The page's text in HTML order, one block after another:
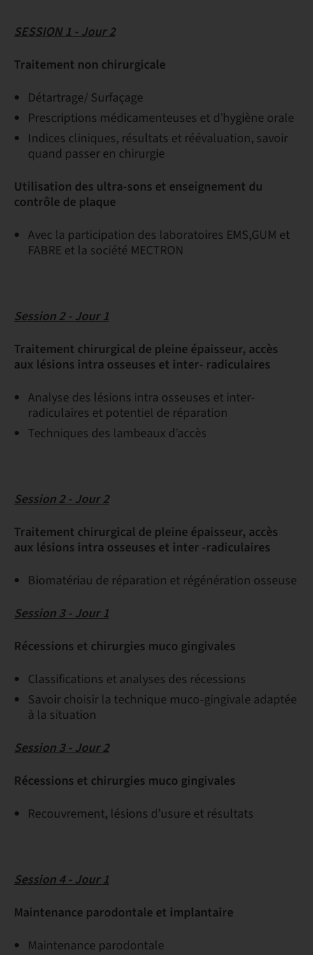
SESSION 1 - Jour 2
Traitement non chirurgicale
Détartrage/ Surfaçage
Prescriptions médicamenteuses et d’hygiène orale
Indices cliniques, résultats et réévaluation, savoir
quand passer en chirurgie
Utilisation des ultra-sons et enseignement du
contrôle de plaque
Avec la participation des laboratoires EMS,GUM et
FABRE et la société MECTRON
Session 2 - Jour 1
Traitement chirurgical de pleine épaisseur, accès
aux lésions intra osseuses et inter- radiculaires
Analyse des lésions intra osseuses et inter-
radiculaires et potentiel de réparation
Techniques des lambeaux d’accès
Session 2 - Jour 2
Traitement chirurgical de pleine épaisseur, accès
aux lésions intra osseuses et inter -radiculaires
Biomatériau de réparation et régénération osseuse
Session 3 - Jour 1
Récessions et chirurgies muco gingivales
Classifications et analyses des récessions
Savoir choisir la technique muco-gingivale adaptée
à la situation
Session 3 - Jour 2
Récessions et chirurgies muco gingivales
Recouvrement, lésions d’usure et résultats
Session 4 - Jour 1
Maintenance parodontale et implantaire
Maintenance parodontale